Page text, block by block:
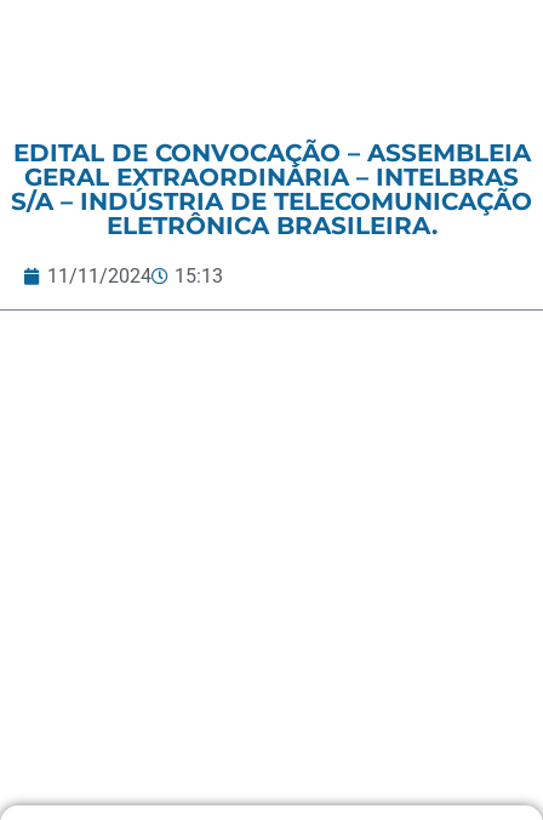
EDITAL DE CONVOCAÇÃO – ASSEMBLEIA
GERAL EXTRAORDINÁRIA – INTELBRAS
S/A – INDÚSTRIA DE TELECOMUNICAÇÃO
ELETRÔNICA BRASILEIRA.
11/11/2024 15:13